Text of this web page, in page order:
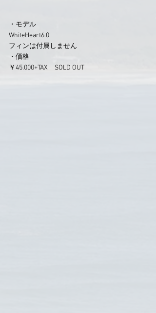
・モデル
WhiteHeart6.0
フィンは付属しません
・価格
￥45.000+TAX SOLD OUT